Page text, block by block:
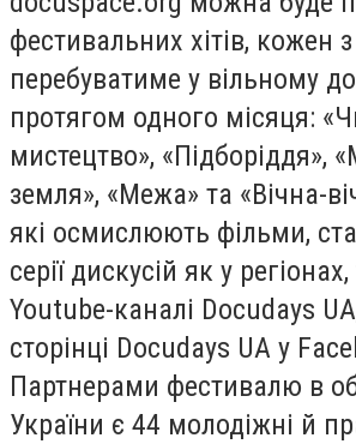
фестивальних хітів, кожен
перебуватиме у вільному
протягом одного місяця:
мистецтво», «Підборіддя»,
земля», «Межа» та «Вічна-
які осмислюють фільми,
серії дискусій як у
Youtube-каналі Docudays
сторінці Docudays UA у
Партнерами фестивалю в
України є 44 молодіжні й